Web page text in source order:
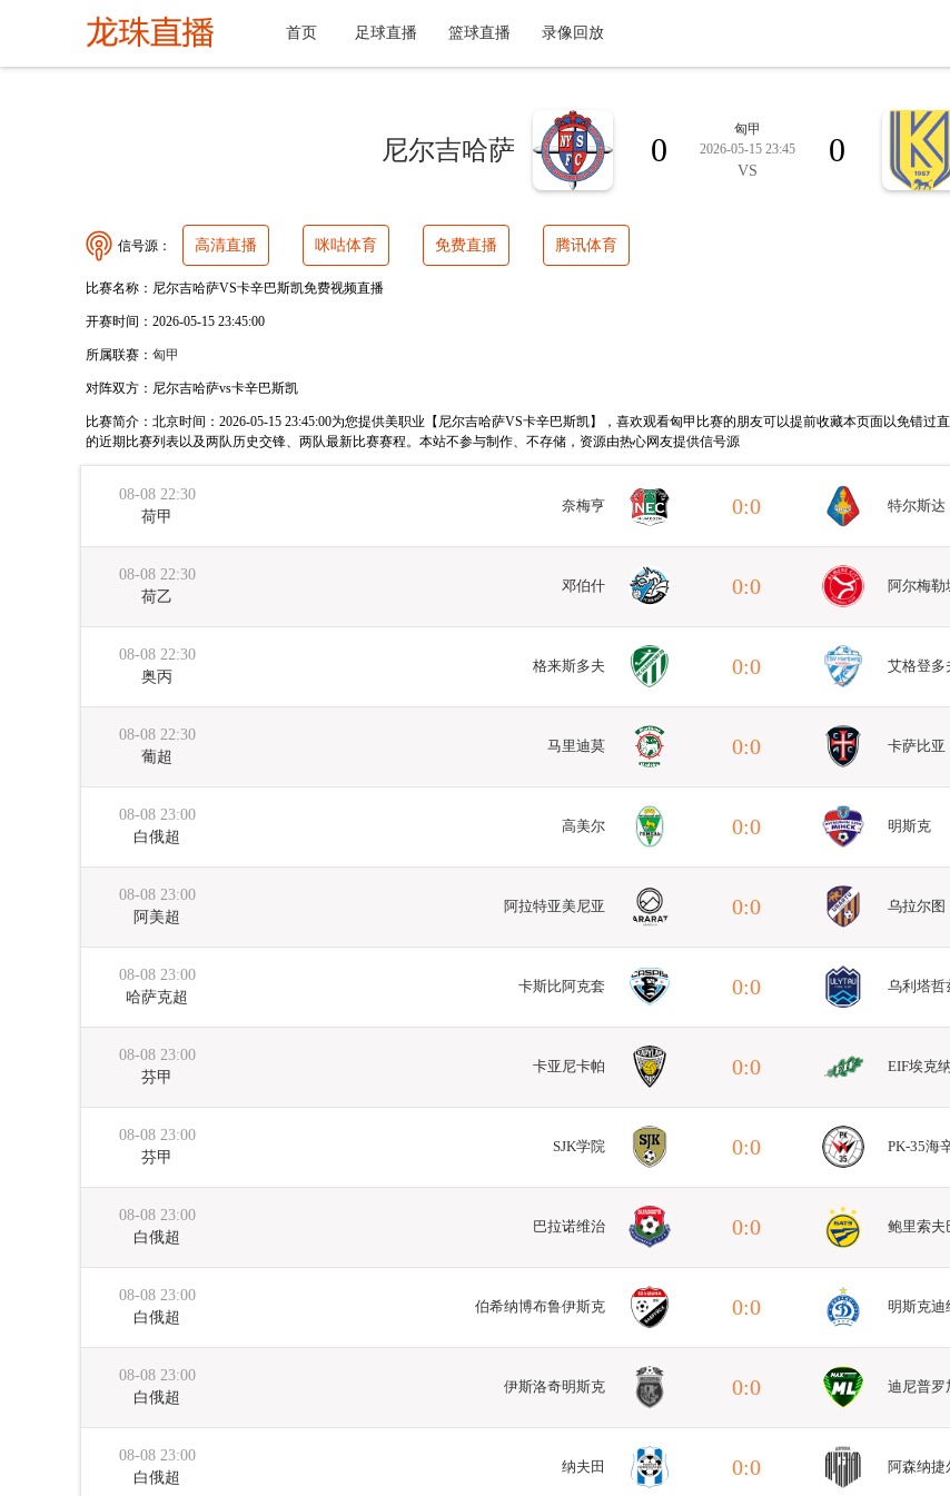
首页 足球直播 篮球直播 录像回放
尼尔吉哈萨 0
匈甲
2026-05-15 23:45
VS
0
信号源： 高清直播 咪咕体育 免费直播 腾讯体育
比赛名称： 尼尔吉哈萨VS卡辛巴斯凯免费视频直播
开赛时间： 2026-05-15 23:45:00
所属联赛： 匈甲
对阵双方： 尼尔吉哈萨vs卡辛巴斯凯
比赛简介： 北京时间：2026-05-15 23:45:00为您提供美职业【尼尔吉哈萨VS卡辛巴斯凯】，喜欢观看匈甲比赛的朋友可以提前收藏本页面以免错
的近期比赛列表以及两队历史交锋、两队最新比赛赛程。本站不参与制作、不存储，资源由热心网友提供信号源
08-08 22:30
荷甲
奈梅亨 0:0 特尔斯达
08-08 22:30
荷乙
邓伯什 0:0 阿尔梅勒
08-08 22:30
奥丙
格来斯多夫 0:0 艾格登多
08-08 22:30
葡超
马里迪莫 0:0 卡萨比亚
08-08 23:00
白俄超
高美尔 0:0 明斯克
08-08 23:00
阿美超
阿拉特亚美尼亚 0:0 乌拉尔图
08-08 23:00
哈萨克超
卡斯比阿克套 0:0 乌利塔哲
08-08 23:00
芬甲
卡亚尼卡帕 0:0 EIF埃克
08-08 23:00
芬甲
SJK学院 0:0 PK-35海
08-08 23:00
白俄超
巴拉诺维治 0:0 鲍里索夫
08-08 23:00
白俄超
伯希纳博布鲁伊斯克 0:0 明斯克迪
08-08 23:00
白俄超
伊斯洛奇明斯克 0:0 迪尼普罗
08-08 23:00
白俄超
纳夫田 0:0 阿森纳捷